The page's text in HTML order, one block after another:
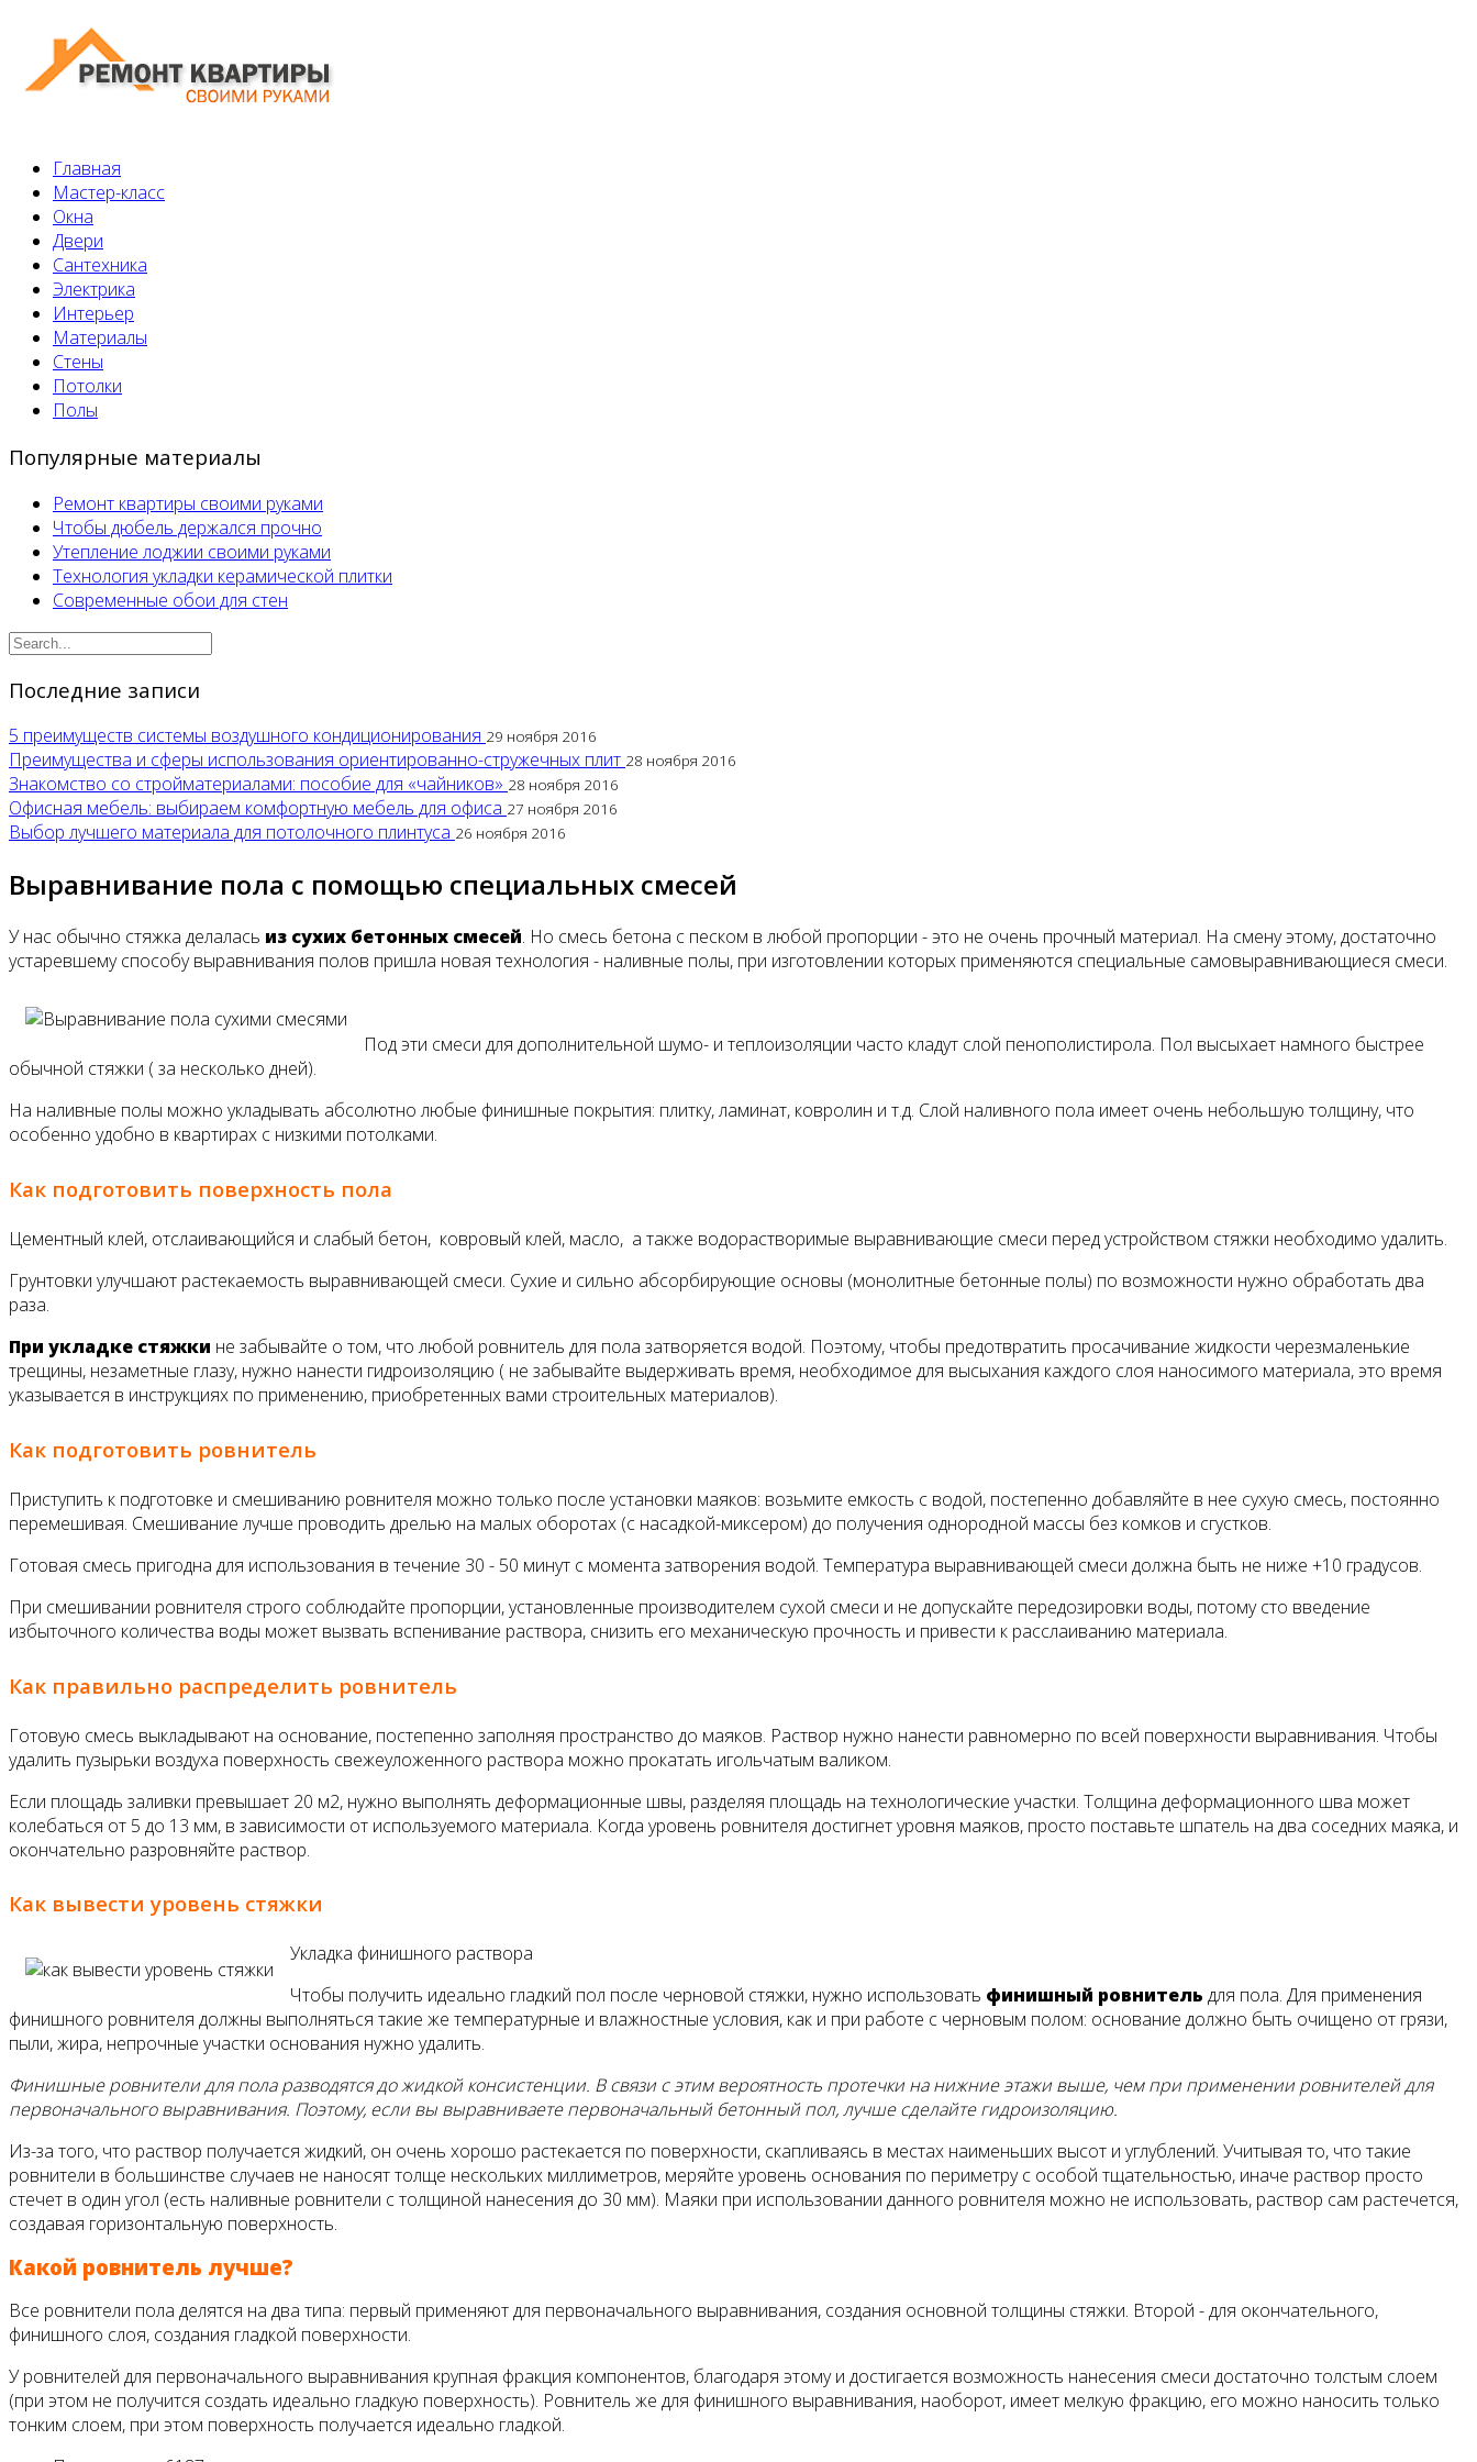
Главная
Мастер-класс
Окна
Двери
Сантехника
Электрика
Интерьер
Материалы
Стены
Потолки
Полы
Популярные материалы
Ремонт квартиры своими руками
Чтобы дюбель держался прочно
Утепление лоджии своими руками
Технология укладки керамической плитки
Современные обои для стен
Последние записи
5 преимуществ системы воздушного кондиционирования 29 ноября 2016
Преимущества и сферы использования ориентированно-стружечных плит 28 ноября 2016
Знакомство со стройматериалами: пособие для «чайников» 28 ноября 2016
Офисная мебель: выбираем комфортную мебель для офиса 27 ноября 2016
Выбор лучшего материала для потолочного плинтуса 26 ноября 2016
Выравнивание пола с помощью специальных смесей
У нас обычно стяжка делалась из сухих бетонных смесей. Но смесь бетона с песком в любой пропорции - это не очень прочный материал. На смену этому, достаточно
устаревшему способу выравнивания полов пришла новая технология - наливные полы, при изготовлении которых применяются специальные самовыравнивающиеся смеси.
Под эти смеси для дополнительной шумо- и теплоизоляции часто кладут слой пенополистирола. Пол высыхает намного быстрее
обычной стяжки ( за несколько дней).
На наливные полы можно укладывать абсолютно любые финишные покрытия: плитку, ламинат, ковролин и т.д. Слой наливного пола имеет очень небольшую толщину, что
особенно удобно в квартирах с низкими потолками.
Как подготовить поверхность пола
Цементный клей, отслаивающийся и слабый бетон, ковровый клей, масло, а также водорастворимые выравнивающие смеси перед устройством стяжки необходимо удалить.
Грунтовки улучшают растекаемость выравнивающей смеси. Сухие и сильно абсорбирующие основы (монолитные бетонные полы) по возможности нужно обработать два
раза.
При укладке стяжки не забывайте о том, что любой ровнитель для пола затворяется водой. Поэтому, чтобы предотвратить просачивание жидкости черезмаленькие
трещины, незаметные глазу, нужно нанести гидроизоляцию ( не забывайте выдерживать время, необходимое для высыхания каждого слоя наносимого материала, это время
указывается в инструкциях по применению, приобретенных вами строительных материалов).
Как подготовить ровнитель
Приступить к подготовке и смешиванию ровнителя можно только после установки маяков: возьмите емкость с водой, постепенно добавляйте в нее сухую смесь, постоянно
перемешивая. Смешивание лучше проводить дрелью на малых оборотах (с насадкой-миксером) до получения однородной массы без комков и сгустков.
Готовая смесь пригодна для использования в течение 30 - 50 минут с момента затворения водой. Температура выравнивающей смеси должна быть не ниже +10 градусов.
При смешивании ровнителя строго соблюдайте пропорции, установленные производителем сухой смеси и не допускайте передозировки воды, потому сто введение
избыточного количества воды может вызвать вспенивание раствора, снизить его механическую прочность и привести к расслаиванию материала.
Как правильно распределить ровнитель
Готовую смесь выкладывают на основание, постепенно заполняя пространство до маяков. Раствор нужно нанести равномерно по всей поверхности выравнивания. Чтобы
удалить пузырьки воздуха поверхность свежеуложенного раствора можно прокатать игольчатым валиком.
Если площадь заливки превышает 20 м2, нужно выполнять деформационные швы, разделяя площадь на технологические участки. Толщина деформационного шва может
колебаться от 5 до 13 мм, в зависимости от используемого материала. Когда уровень ровнителя достигнет уровня маяков, просто поставьте шпатель на два соседних маяка, и
окончательно разровняйте раствор.
Как вывести уровень стяжки
Укладка финишного раствора
Чтобы получить идеально гладкий пол после черновой стяжки, нужно использовать финишный ровнитель для пола. Для применения
финишного ровнителя должны выполняться такие же температурные и влажностные условия, как и при работе с черновым полом: основание должно быть очищено от грязи,
пыли, жира, непрочные участки основания нужно удалить.
Финишные ровнители для пола разводятся до жидкой консистенции. В связи с этим вероятность протечки на нижние этажи выше, чем при применении ровнителей для
первоначального выравнивания. Поэтому, если вы выравниваете первоначальный бетонный пол, лучше сделайте гидроизоляцию.
Из-за того, что раствор получается жидкий, он очень хорошо растекается по поверхности, скапливаясь в местах наименьших высот и углублений. Учитывая то, что такие
ровнители в большинстве случаев не наносят толще нескольких миллиметров, меряйте уровень основания по периметру с особой тщательностью, иначе раствор просто
стечет в один угол (есть наливные ровнители с толщиной нанесения до 30 мм). Маяки при использовании данного ровнителя можно не использовать, раствор сам растечется,
создавая горизонтальную поверхность.
Какой ровнитель лучше?
Все ровнители пола делятся на два типа: первый применяют для первоначального выравнивания, создания основной толщины стяжки. Второй - для окончательного,
финишного слоя, создания гладкой поверхности.
У ровнителей для первоначального выравнивания крупная фракция компонентов, благодаря этому и достигается возможность нанесения смеси достаточно толстым слоем
(при этом не получится создать идеально гладкую поверхность). Ровнитель же для финишного выравнивания, наоборот, имеет мелкую фракцию, его можно наносить только
тонким слоем, при этом поверхность получается идеально гладкой.